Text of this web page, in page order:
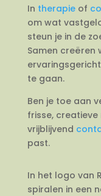
In therapieof
om wat
steun je in de
Samen creëren
te gaan.
Ben je toe aan
frisse,
vrijblijvend
past.
In het logo van
spiralen in een